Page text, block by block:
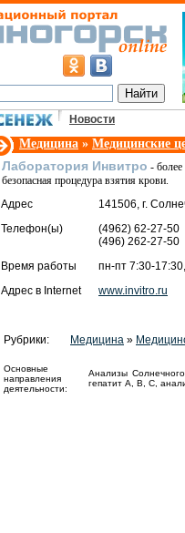
Новости
Медицина » Медицинские
Лаборатория Инвитро -
безопасная процедура взятия крови.
Адрес
141506, г.
Телефон(ы)
(4962) 62-27-50
(496) 262-27-50
Время работы
пн-пт 7:30-
Адрес в Internet
www.invitro.ru
Рубрики: Медицина »
Основные
направления
деятельности:
Анализы
гепатит А, В, С,